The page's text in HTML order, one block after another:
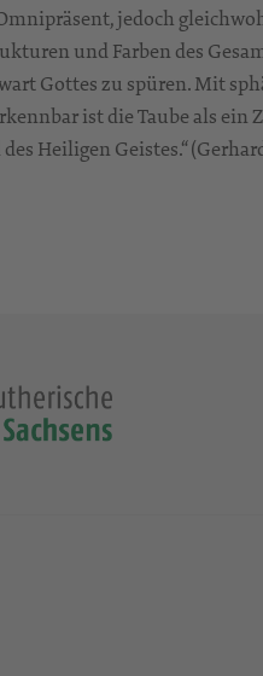
jedoch
und Farben des
Gottes zu spüren. Mit
ist die Taube als ein
Heiligen Geistes.“